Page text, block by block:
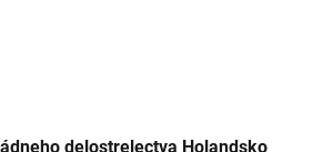
delostrelectva Holandsko